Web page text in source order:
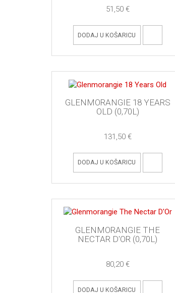
51,50 €
DODAJ U KOŠARICU
GLENMORANGIE 18 YEARS
OLD (0,70L)
131,50 €
DODAJ U KOŠARICU
GLENMORANGIE THE
NECTAR D'OR (0,70L)
80,20 €
DODAJ U KOŠARICU